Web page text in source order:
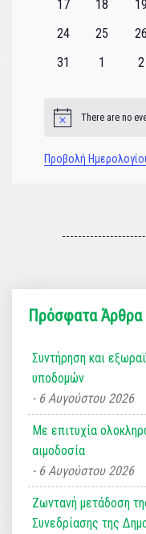
0
17
0
18
0
19
0
24
0
25
0
26
0
31
0
1
0
2
Notice There are no
Προβολή
Πρόσφατα Άρθρα
Συντήρηση και
υποδομών
6 Αυγούστου 2026
Με επιτυχία
αιμοδοσία
6 Αυγούστου 2026
Ζωντανή μετάδοση
Συνεδρίασης της